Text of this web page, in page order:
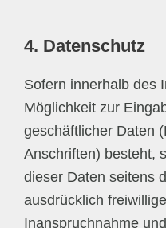
4. Datenschutz
Sofern innerhalb des
Möglichkeit zur
geschäftlicher Daten
Anschriften) besteht,
dieser Daten seitens
ausdrücklich
Inanspruchnahme